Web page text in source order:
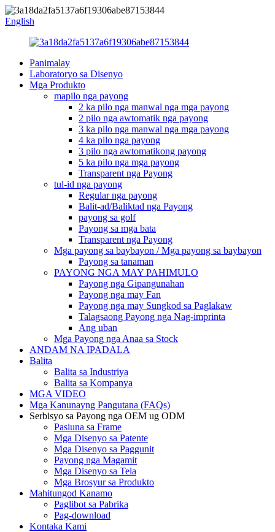
English
Panimalay
Laboratoryo sa Disenyo
Mga Produkto
mapilo nga payong
2 ka pilo nga manwal nga mga payong
2 pilo nga awtomatik nga payong
3 ka pilo nga manwal nga mga payong
4 ka pilo nga payong
3 pilo nga awtomatikong payong
5 ka pilo nga mga payong
Transparent nga Payong
tul-id nga payong
Regular nga payong
Balit-ad/Baliktad nga Payong
payong sa golf
Payong sa mga bata
Transparent nga Payong
Mga payong sa baybayon / Mga payong sa baybayon
Payong sa tanaman
PAYONG NGA MAY PAHIMULO
Payong nga Gipangunahan
Payong nga may Fan
Payong nga may Sungkod sa Paglakaw
Talagsaong Payong nga Nag-imprinta
Ang uban
Mga Payong nga Anaa sa Stock
ANDAM NA IPADALA
Balita
Balita sa Industriya
Balita sa Kompanya
MGA VIDEO
Mga Kanunayng Pangutana (FAQs)
Serbisyo sa Payong nga OEM ug ODM
Pasiuna sa Frame
Mga Disenyo sa Patente
Mga Disenyo sa Paggunit
Payong nga Magamit
Mga Disenyo sa Tela
Mga Brosyur sa Produkto
Mahitungod Kanamo
Paglibot sa Pabrika
Pag-download
Kontaka Kami